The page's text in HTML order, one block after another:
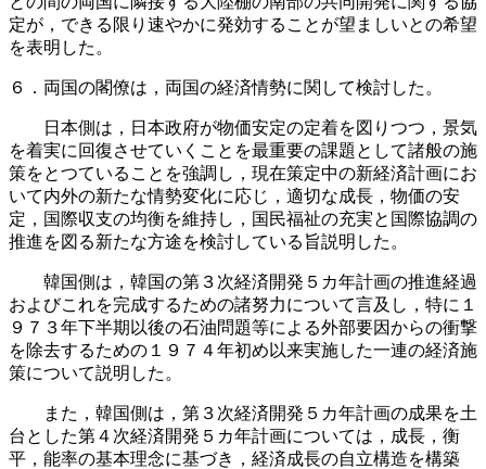
定が，できる限り速やかに発効することが望ましいとの希望
を表明した。
６．両国の閣僚は，両国の経済情勢に関して検討した。
日本側は，日本政府が物価安定の定着を図りつつ，景気
を着実に回復させていくことを最重要の課題として諸般の施
策をとつていることを強調し，現在策定中の新経済計画にお
いて内外の新たな情勢変化に応じ，適切な成長，物価の安
定，国際収支の均衡を維持し，国民福祉の充実と国際協調の
推進を図る新たな方途を検討している旨説明した。
韓国側は，韓国の第３次経済開発５カ年計画の推進経過
およびこれを完成するための諸努力について言及し，特に１
９７３年下半期以後の石油問題等による外部要因からの衝撃
を除去するための１９７４年初め以来実施した一連の経済施
策について説明した。
また，韓国側は，第３次経済開発５カ年計画の成果を土
台とした第４次経済開発５カ年計画については，成長，衡
平，能率の基本理念に基づき，経済成長の自立構造を構築